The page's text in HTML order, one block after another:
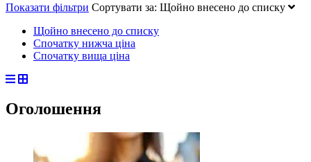
Показати фільтри Сортувати за: Щойно внесено до списку
Щойно внесено до списку
Спочатку нижча ціна
Спочатку вища ціна
Оголошення